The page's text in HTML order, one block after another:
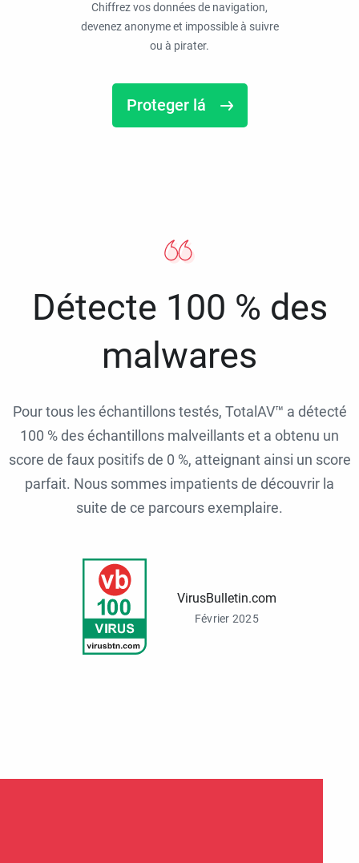
Chiffrez vos données de navigation,
devenez anonyme et impossible à suivre
ou à pirater.
Proteger lá
Détecte 100 % des
malwares
Pour tous les échantillons testés, TotalAV™ a détecté
100 % des échantillons malveillants et a obtenu un
score de faux positifs de 0 %, atteignant ainsi un score
parfait. Nous sommes impatients de découvrir la
suite de ce parcours exemplaire.
VirusBulletin.com
Février 2025